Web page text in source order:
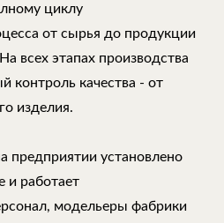
циклу
от сырья до продукции
всех этапах производства
контроль качества - от
изделия.
предприятии установлено
и работает
модельеры фабрики